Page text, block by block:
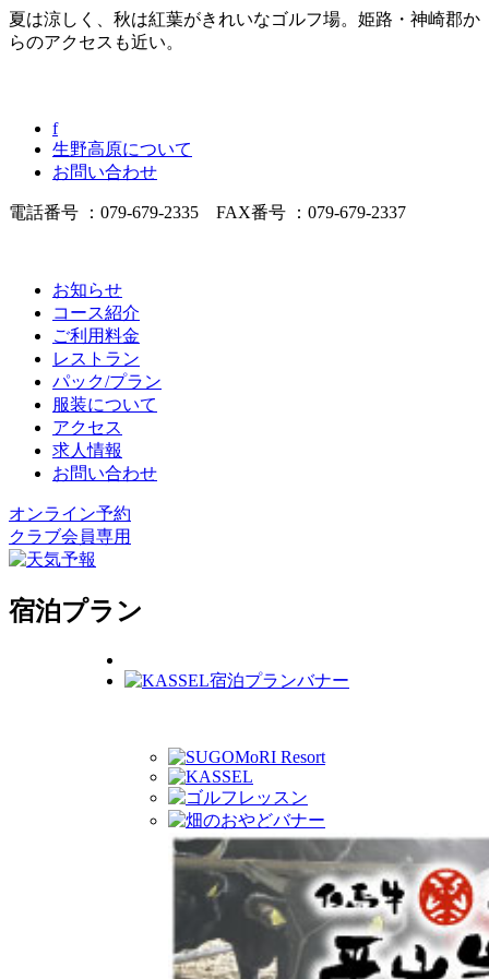
夏は涼しく、秋は紅葉がきれいなゴルフ場。姫路・神崎郡か
らのアクセスも近い。
f
生野高原について
お問い合わせ
電話番号 ：079-679-2335 FAX番号 ：079-679-2337
お知らせ
コース紹介
ご利用料金
レストラン
パック/プラン
服装について
アクセス
求人情報
お問い合わせ
オンライン予約
クラブ会員専用
宿泊プラン